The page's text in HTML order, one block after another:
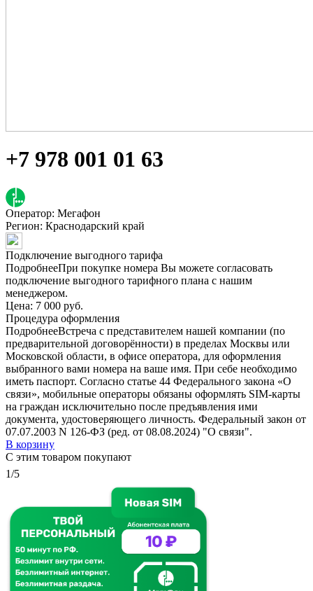
+7 978 001 01 63
Оператор: Мегафон
Регион: Краснодарский край
Подключение выгодного тарифа
ПодробнееПри покупке номера Вы можете согласовать
подключение выгодного тарифного плана с нашим
менеджером.
Цена: 7 000 руб.
Процедура оформления
ПодробнееВстреча с представителем нашей компании (по
предварительной договорённости) в пределах Москвы или
Московской области, в офисе оператора, для оформления
выбранного вами номера на ваше имя. При себе необходимо
иметь паспорт. Согласно статье 44 Федерального закона «О
связи», мобильные операторы обязаны оформлять SIM-карты
на граждан исключительно после предъявления ими
документа, удостоверяющего личность. Федеральный закон от
07.07.2003 N 126-ФЗ (ред. от 08.08.2024) "О связи".
В корзину
С этим товаром покупают
1/5